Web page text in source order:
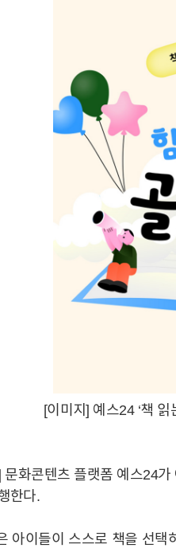
[이미지] 예스24 ‘책
화콘텐츠 플랫폼 예스24
한다.
아이들이 스스로 책을 선택